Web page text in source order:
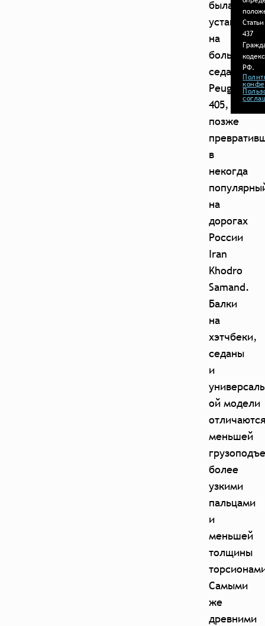
была
на
большом
седане
Peugeot
405,
позже
в
некогда
на
дорогах
России
Iran
Khodro
Samand.
Балки
на
хэтчбеки,
седаны
и
ой модели
отличаются
меньшей
более
узкими
пальцами
и
меньшей
толщины
Самыми
же
древними
Статьи
437
РФ.